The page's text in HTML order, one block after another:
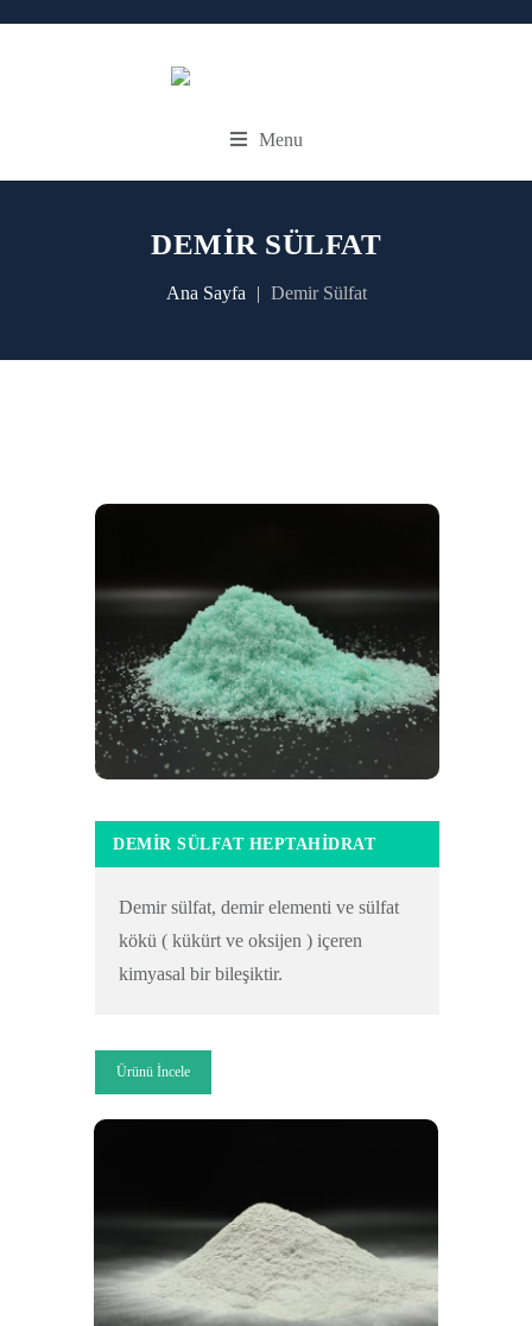
Menu
DEMIR SÜLFAT
Ana Sayfa Demir Sülfat
DEMIR SÜLFAT HEPTAHIDRAT
Demir sülfat, demir elementi ve sülfat
kökü ( kükürt ve oksijen ) içeren
kimyasal bir bileşiktir.
Ürünü İncele